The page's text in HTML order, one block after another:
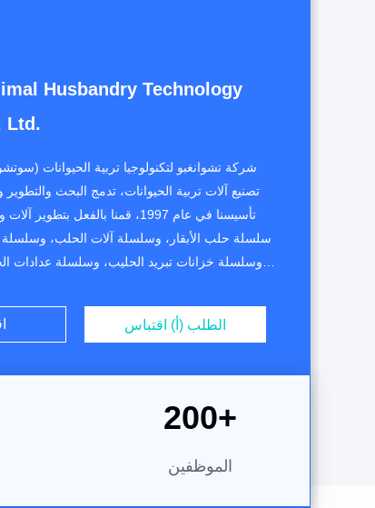
Husbandry Technology
Ltd.
شركة تشوانغبو لتكنولوجيا تربية الحيوانات
تصنيع آلات تربية الحيوانات، تدمج البحث والتطوير
تأسيسنا في عام 1997، قمنا بالفعل
سلسلة حلب الأبقار، وسلسلة آلات الحلب، وسلسلة
وسلسلة خزانات تبريد الحليب، وسلسلة عدادات
تربية الحيوانات وقطع الغيار وما إلى
الطلب (أ) اقتباس
200+
الموظفين